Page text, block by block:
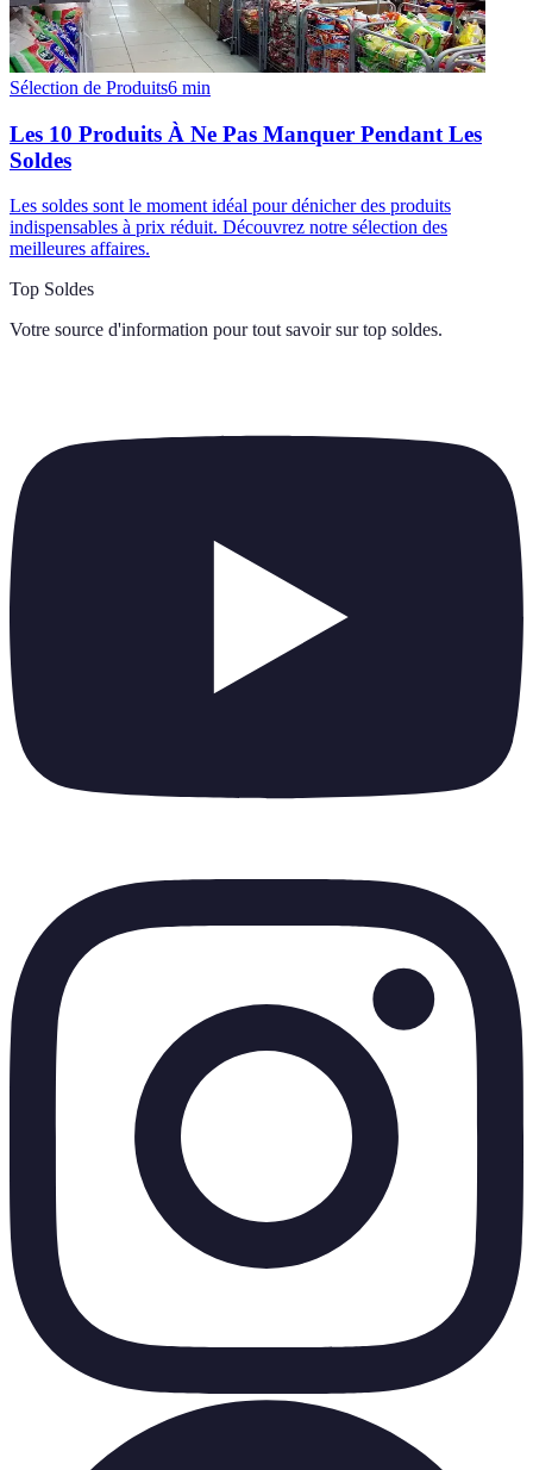
Sélection de Produits6 min
Les 10 Produits À Ne Pas Manquer Pendant Les
Soldes
Les soldes sont le moment idéal pour dénicher des produits
indispensables à prix réduit. Découvrez notre sélection des
meilleures affaires.
Top Soldes
Votre source d'information pour tout savoir sur top soldes.